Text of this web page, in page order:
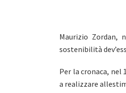
Maurizio
sostenibilità
Per la cronaca, nel
a realizzare